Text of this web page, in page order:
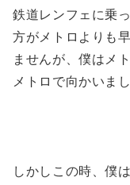
鉄道レンフェに乗
方がメトロよりも
ませんが、僕はメ
メトロで向かいまし
しかしこの時、僕